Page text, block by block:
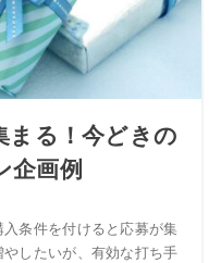
まる！今どきの
企画例
入条件を付けると応募が集
したいが、有効な打ち手